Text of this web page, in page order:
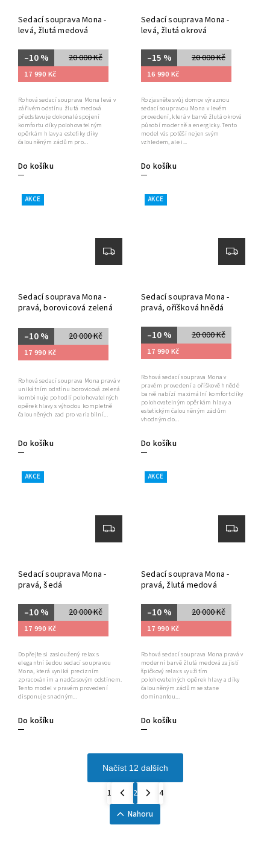
Sedací souprava Mona -
levá, žlutá medová
20 000 Kč
–10 %
17 990 Kč
Do košíku
Rohová sedací souprava Mona levá v
zářivém odstínu žlutá medová
představuje dokonalé spojení
komfortu díky polohovatelným
opěrkám hlavy a estetiky díky
čalouněným zádům pro...
Sedací souprava Mona -
levá, žlutá okrová
20 000 Kč
–15 %
16 990 Kč
Do košíku
Rozjasněte svůj domov výraznou
sedací soupravou Mona v levém
provedení, která v barvě žlutá okrová
působí moderně a energicky. Tento
model vás potěší nejen svým
vzhledem, ale i...
AKCE
Sedací souprava Mona -
pravá, borovicová zelená
20 000 Kč
–10 %
17 990 Kč
Do košíku
Rohová sedací souprava Mona pravá v
unikátním odstínu borovicová zelená
kombinuje pohodlí polohovatelných
opěrek hlavy s výhodou kompletně
čalouněných zad pro variabilní...
AKCE
Sedací souprava Mona -
pravá, oříšková hnědá
20 000 Kč
–10 %
17 990 Kč
Do košíku
Rohová sedací souprava Mona v
pravém provedení a oříškově hnědé
barvě nabízí maximální komfort díky
polohovatelným opěrkám hlavy a
estetickým čalouněným zádům
vhodným do...
AKCE
Sedací souprava Mona -
pravá, šedá
20 000 Kč
–10 %
17 990 Kč
Do košíku
Dopřejte si zasloužený relax s
elegantní šedou sedací soupravou
Mona, která vyniká precizním
zpracováním a nadčasovým odstínem.
Tento model v pravém provedení
disponuje snadným...
AKCE
Sedací souprava Mona -
pravá, žlutá medová
20 000 Kč
–10 %
17 990 Kč
Do košíku
Rohová sedací souprava Mona pravá v
moderní barvě žlutá medová zajistí
špičkový relax s využitím
polohovatelných opěrek hlavy a díky
čalouněným zádům se stane
dominantou...
Načíst 12 dalších
1 2
4
Nahoru